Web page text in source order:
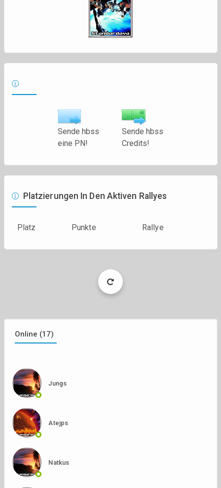
Sende hbss
eine PN!
Sende hbss
Credits!
Platzierungen In Den Aktiven Rallyes
Platz Punkte Rallye
Load
More
Online (17)
Jungs
Atejps
Natkus